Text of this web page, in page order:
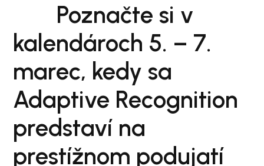
Poznačte si v
kalendároch 5. – 7.
marec, kedy sa
Adaptive Recognition
predstaví na
prestížnom podujatí